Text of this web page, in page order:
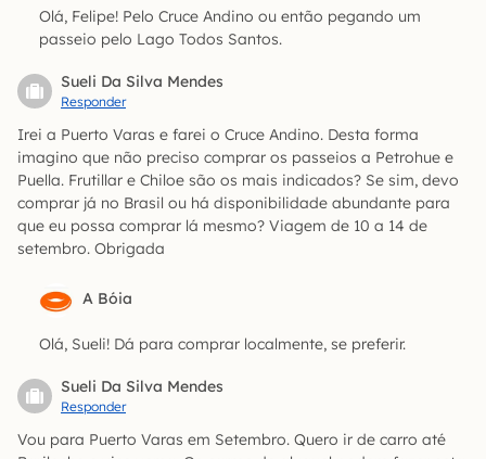
Olá, Felipe! Pelo Cruce Andino ou então pegando um
passeio pelo Lago Todos Santos.
Sueli Da Silva Mendes
Responder
Irei a Puerto Varas e farei o Cruce Andino. Desta forma
imagino que não preciso comprar os passeios a Petrohue e
Puella. Frutillar e Chiloe são os mais indicados? Se sim, devo
comprar já no Brasil ou há disponibilidade abundante para
que eu possa comprar lá mesmo? Viagem de 10 a 14 de
setembro. Obrigada
A Bóia
Olá, Sueli! Dá para comprar localmente, se preferir.
Sueli Da Silva Mendes
Responder
Vou para Puerto Varas em Setembro. Quero ir de carro até